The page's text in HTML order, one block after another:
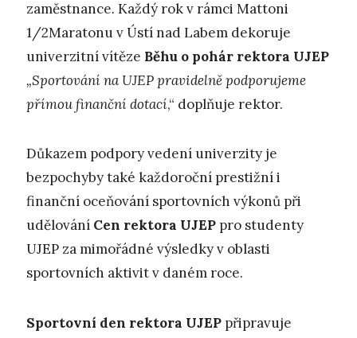
zaměstnance. Každý rok v rámci Mattoni
1/2Maratonu v Ústí nad Labem dekoruje
univerzitní vítěze Běhu o pohár rektora UJEP
„Sportování na UJEP pravidelně podporujeme
přímou finanční dotací,“ doplňuje rektor.
Důkazem podpory vedení univerzity je
bezpochyby také každoroční prestižní i
finanční oceňování sportovních výkonů při
udělování Cen rektora UJEP pro studenty
UJEP za mimořádné výsledky v oblasti
sportovních aktivit v daném roce.
Sportovní den rektora UJEP připravuje